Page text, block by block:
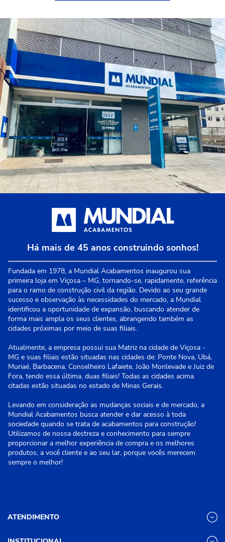
Há mais de 45 anos construindo sonhos!
Fundada em 1978, a Mundial Acabamentos inaugurou sua
primeira loja em Viçosa – MG, tornando-se, rapidamente, referência
para o ramo de construção civil da região. Devido ao seu grande
sucesso e observação às necessidades do mercado, a Mundial
identificou a oportunidade de expansão, buscando atender de
forma mais ampla os seus clientes, abrangendo também as
cidades próximas por meio de suas filiais.
Atualmente, a empresa possui sua Matriz na cidade de Viçosa -
MG e suas filiais estão situadas nas cidades de: Ponte Nova, Ubá,
Muriaé, Barbacena, Conselheiro Lafaiete, João Monlevade e Juiz de
Fora, tendo essa última, duas filiais! Todas as cidades acima
citadas estão situadas no estado de Minas Gerais.
Levando em consideração as mudanças sociais e de mercado, a
Mundial Acabamentos busca atender e dar acesso à toda
sociedade quando se trata de acabamentos para construção!
Utilizamos de nossa destreza e conhecimento para sempre
proporcionar a melhor experiência de compra e os melhores
produtos, a você cliente e ao seu lar, porque vocês merecem
sempre o melhor!
ATENDIMENTO